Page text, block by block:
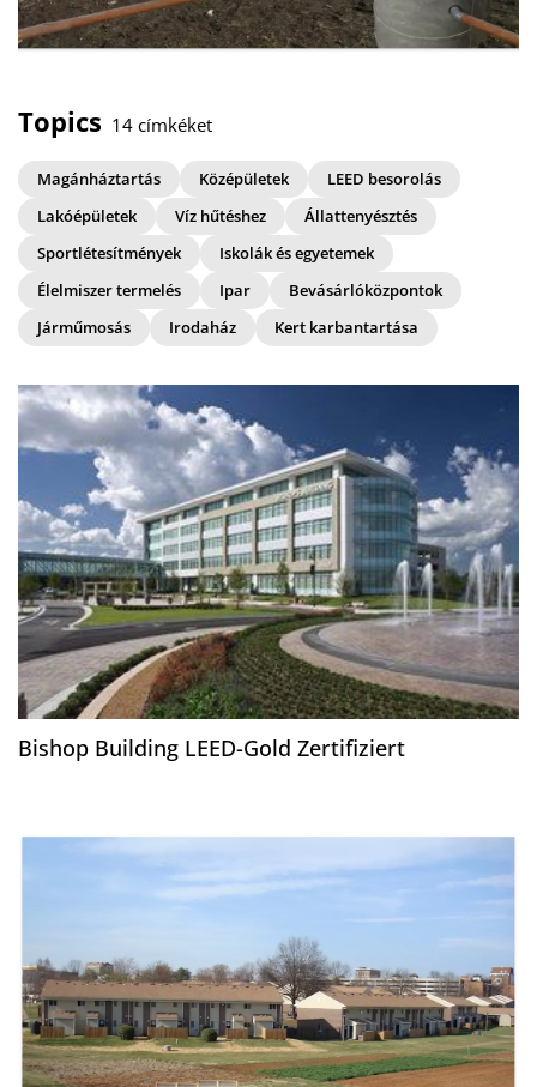
Topics 14 címkéket
Magánháztartás Középületek
LEED besorolás
Lakóépületek
Víz hűtéshez
Állattenyésztés
Sportlétesítmények
Iskolák és egyetemek
Élelmiszer termelés
Ipar
Bevásárlóközpontok
Járműmosás
Irodaház Kert karbantartása
Bishop Building LEED-Gold Zertifiziert